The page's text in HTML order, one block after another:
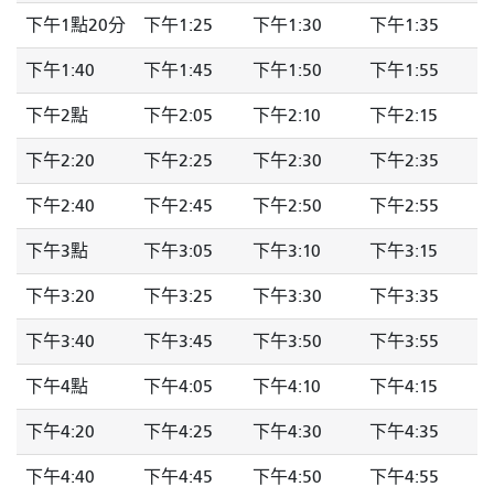
下午1點20分 下午1:25 下午1:30 下午1:35
下午1:40 下午1:45 下午1:50 下午1:55
下午2點 下午2:05 下午2:10 下午2:15
下午2:20 下午2:25 下午2:30 下午2:35
下午2:40 下午2:45 下午2:50 下午2:55
下午3點 下午3:05 下午3:10 下午3:15
下午3:20 下午3:25 下午3:30 下午3:35
下午3:40 下午3:45 下午3:50 下午3:55
下午4點 下午4:05 下午4:10 下午4:15
下午4:20 下午4:25 下午4:30 下午4:35
下午4:40 下午4:45 下午4:50 下午4:55